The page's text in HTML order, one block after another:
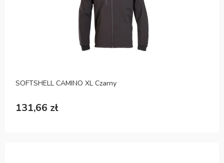
SOFTSHELL CAMINO XL Czarny
131,66 zł